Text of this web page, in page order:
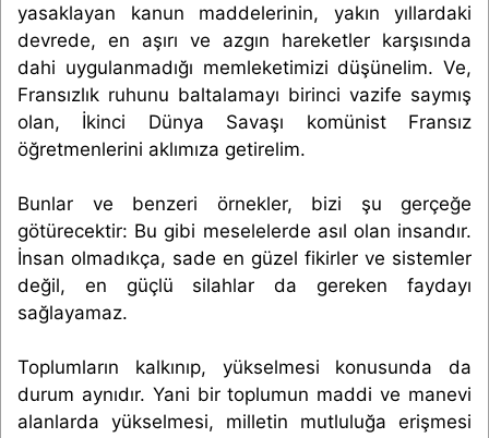
yasaklayan kanun maddelerinin, yakın yıllardaki
devrede, en aşırı ve azgın hareketler karşısında
dahi uygulanmadığı memleketimizi düşünelim. Ve,
Fransızlık ruhunu baltalamayı birinci vazife saymış
olan, İkinci Dünya Savaşı komünist Fransız
öğretmenlerini aklımıza getirelim.
Bunlar ve benzeri örnekler, bizi şu gerçeğe
götürecektir: Bu gibi meselelerde asıl olan insandır.
İnsan olmadıkça, sade en güzel fikirler ve sistemler
değil, en güçlü silahlar da gereken faydayı
sağlayamaz.
Toplumların kalkınıp, yükselmesi konusunda da
durum aynıdır. Yani bir toplumun maddi ve manevi
alanlarda yükselmesi, milletin mutluluğa erişmesi